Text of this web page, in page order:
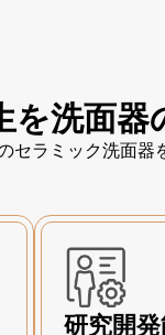
を洗面器
ラミック洗面
研究開発